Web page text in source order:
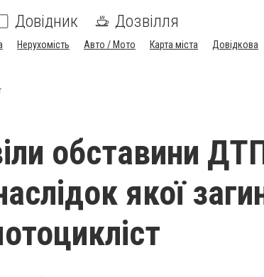
Довідник Дозвілля
Нерухомість Авто / Мото Карта міста Довідкова
обставини
якої